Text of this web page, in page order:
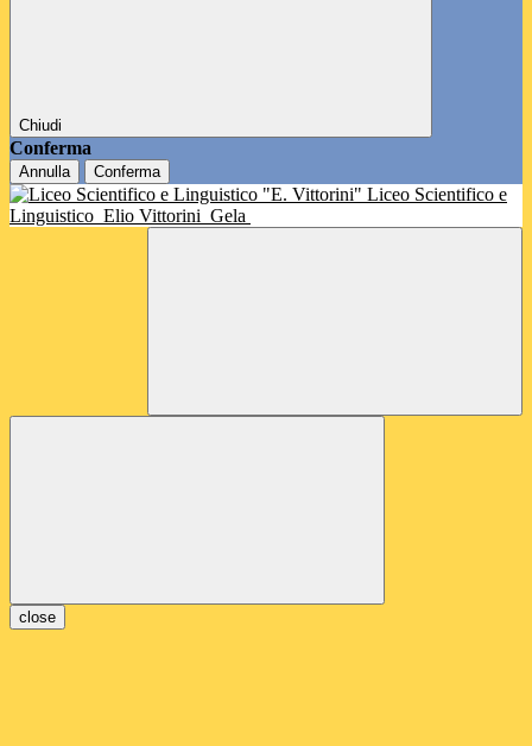
Chiudi
Conferma
Annulla Conferma
Liceo Scientifico e
Linguistico Elio Vittorini Gela
close